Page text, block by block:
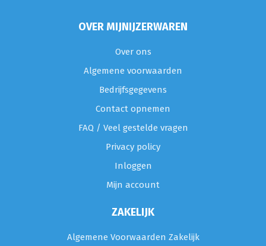
OVER MIJNIJZERWAREN
Over ons
Algemene voorwaarden
Bedrijfsgegevens
Contact opnemen
FAQ / Veel gestelde vragen
Privacy policy
Inloggen
Mijn account
ZAKELIJK
Algemene Voorwaarden Zakelijk